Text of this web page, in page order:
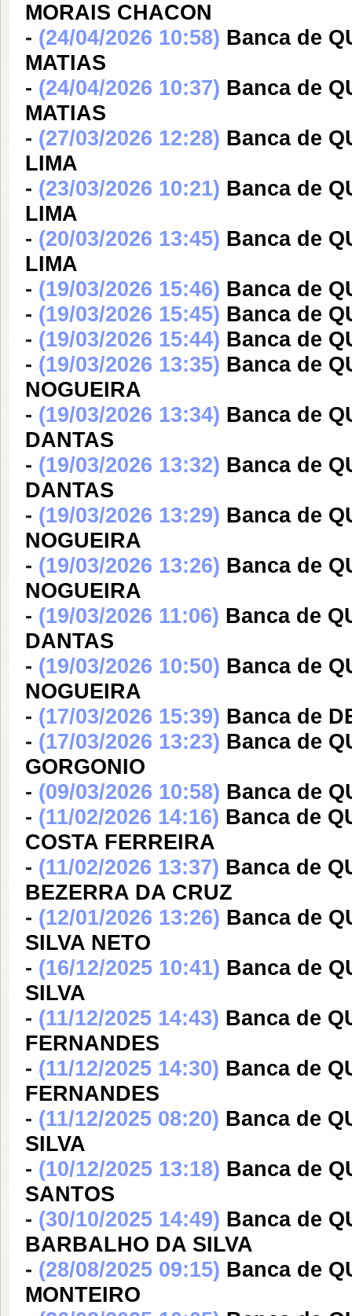
MORAIS CHACON
- (24/04/2026 10:58) Banca de
MATIAS
- (24/04/2026 10:37) Banca de
MATIAS
- (27/03/2026 12:28) Banca de
LIMA
- (23/03/2026 10:21) Banca de
LIMA
- (20/03/2026 13:45) Banca de
LIMA
- (19/03/2026 15:46) Banca de
- (19/03/2026 15:45) Banca de
- (19/03/2026 15:44) Banca de
- (19/03/2026 13:35) Banca de
NOGUEIRA
- (19/03/2026 13:34) Banca de
DANTAS
- (19/03/2026 13:32) Banca de
DANTAS
- (19/03/2026 13:29) Banca de
NOGUEIRA
- (19/03/2026 13:26) Banca de
NOGUEIRA
- (19/03/2026 11:06) Banca de
DANTAS
- (19/03/2026 10:50) Banca de
NOGUEIRA
- (17/03/2026 15:39) Banca de
- (17/03/2026 13:23) Banca de
GORGONIO
- (09/03/2026 10:58) Banca de
- (11/02/2026 14:16) Banca de
COSTA FERREIRA
- (11/02/2026 13:37) Banca de
BEZERRA DA CRUZ
- (12/01/2026 13:26) Banca de
SILVA NETO
- (16/12/2025 10:41) Banca de
SILVA
- (11/12/2025 14:43) Banca de
FERNANDES
- (11/12/2025 14:30) Banca de
FERNANDES
- (11/12/2025 08:20) Banca de
SILVA
- (10/12/2025 13:18) Banca de
SANTOS
- (30/10/2025 14:49) Banca de
BARBALHO DA SILVA
- (28/08/2025 09:15) Banca de
MONTEIRO